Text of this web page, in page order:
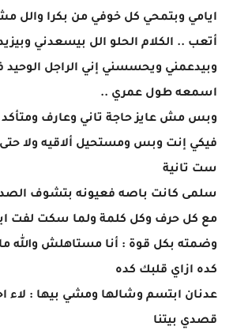
ايامي وبتمحي كل خوفي من بكرا والل
أتعب .. الكلام الحلو الل بيسعدني
وبيدعمني ويحسسني إني الراجل الوحيد
اسمعه طول عمري ..
وبس مش عايز حاجة تاني وعارف ومتأكد
فيكي إنت وبس ومستحيل ألاقيه ولا حتى
ست تانية
سلمى كانت باصه فعيونه بتشوف
مع كل حرف وكل كلمة ولما سكت لفت
وضمته بكل قوة : أنا مستاهلش والله
كده ازاي قلبك كده
عدنان ابتسم وشالها ومشي بيها : لاء
قصدي بيتنا